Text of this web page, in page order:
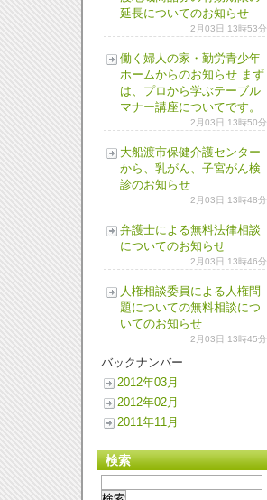
延長についてのお知らせ
2月03日 13時53分
働く婦人の家・勤労青少年
ホームからのお知らせ まず
は、プロから学ぶテーブル
マナー講座についてです。
2月03日 13時50分
大船渡市保健介護センター
から、乳がん、子宮がん検
診のお知らせ
2月03日 13時48分
弁護士による無料法律相談
についてのお知らせ
2月03日 13時46分
人権相談委員による人権問
題についての無料相談につ
いてのお知らせ
2月03日 13時45分
バックナンバー
2012年03月
2012年02月
2011年11月
検索